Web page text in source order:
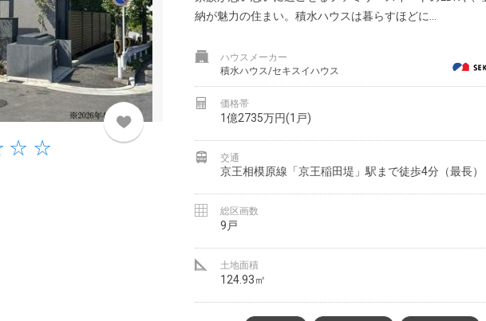
納が魅力の住まい。積水ハウスは暮らすほどに...
ハウスメーカー
積水ハウス/セキスイハウス
価格帯
1億2735万円(1戸)
交通
京王相模原線「京王稲田堤」駅まで徒歩4分（最長）
総区画数
9戸
土地面積
124.93㎡